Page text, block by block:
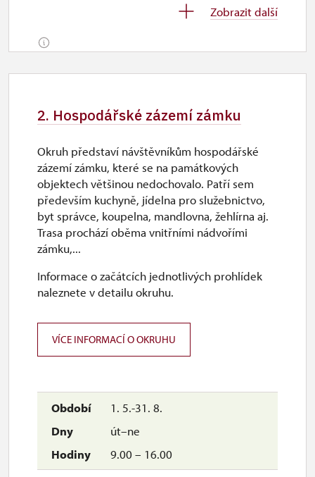
5. 12.-6. 12.
9.00 – 15.00
7. 12.-31. 12.
uzavřen
2027
1. 1.-24. 3.
uzavřen
Zobrazit další
2. Hospodářské zázemí zámku
1. 5.-31. 8.
út–ne
9.00 – 16.00
Okruh představí návštěvníkům hospodářské
zázemí zámku, které se na památkových
objektech většinou nedochovalo. Patří sem
především kuchyně, jídelna pro služebnictvo,
byt správce, koupelna, mandlovna, žehlírna aj.
Trasa prochází oběma vnitřními nádvořími
zámku,...
Informace o začátcích jednotlivých prohlídek
naleznete v detailu okruhu.
VÍCE INFORMACÍ O OKRUHU